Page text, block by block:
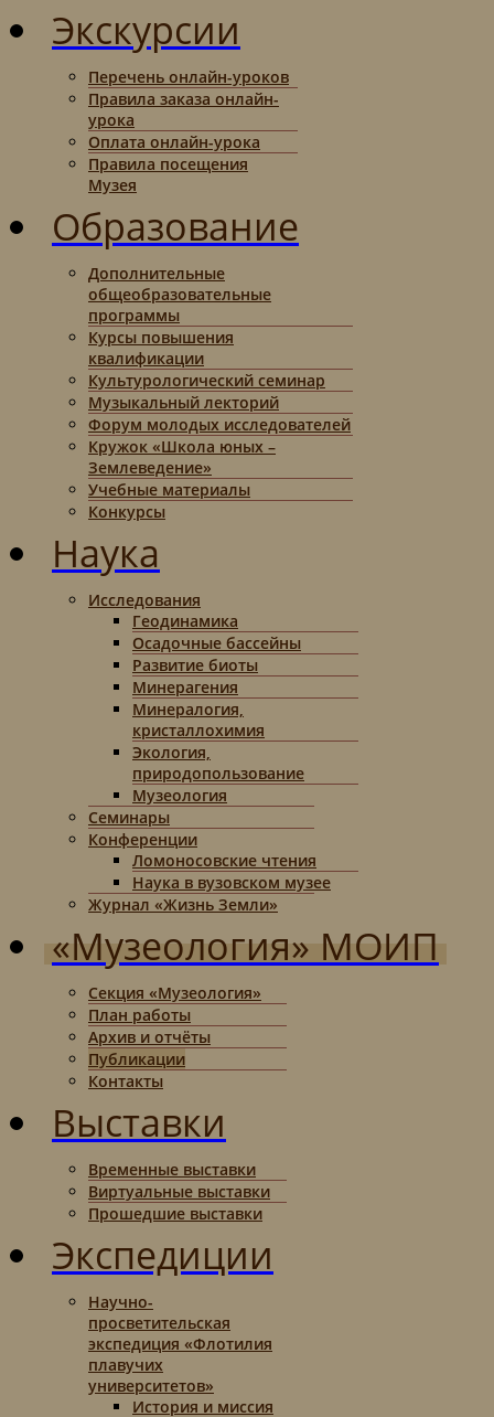
Экскурсии
Перечень онлайн-уроков
Правила заказа онлайн-
урока
Оплата онлайн-урока
Правила посещения
Музея
Образование
Дополнительные
общеобразовательные
программы
Курсы повышения
квалификации
Культурологический семинар
Музыкальный лекторий
Форум молодых исследователей
Кружок «Школа юных –
Землеведение»
Учебные материалы
Конкурсы
Наука
Исследования
Геодинамика
Осадочные бассейны
Развитие биоты
Минерагения
Минералогия,
кристаллохимия
Экология,
природопользование
Музеология
Семинары
Конференции
Ломоносовские чтения
Наука в вузовском музее
Журнал «Жизнь Земли»
«Музеология» МОИП
Секция «Музеология»
План работы
Архив и отчёты
Публикации
Контакты
Выставки
Временные выставки
Виртуальные выставки
Прошедшие выставки
Экспедиции
Научно-
просветительская
экспедиция «Флотилия
плавучих
университетов»
История и миссия